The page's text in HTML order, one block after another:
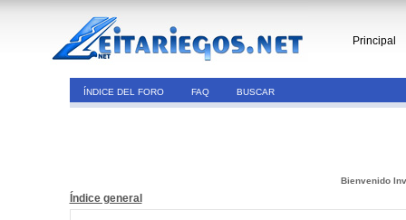
Principal
ÍNDICE DEL FORO FAQ BUSCAR
Bienvenido
Índice general